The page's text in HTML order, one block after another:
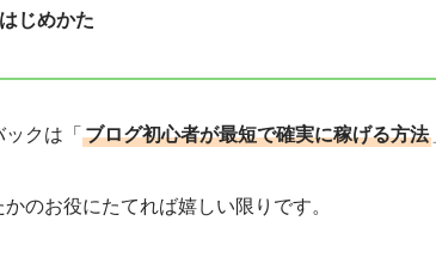
じめかた
クは「 ブログ初心者が最短で確実に稼げる方法
のお役にたてれば嬉しい限りです。